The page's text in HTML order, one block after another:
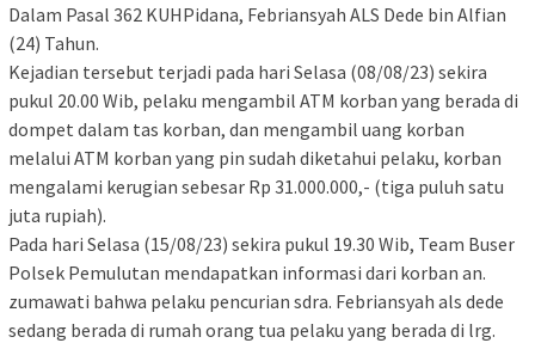
Dalam Pasal 362 KUHPidana, Febriansyah ALS Dede bin Alfian
(24) Tahun.
Kejadian tersebut terjadi pada hari Selasa (08/08/23) sekira
pukul 20.00 Wib, pelaku mengambil ATM korban yang berada di
dompet dalam tas korban, dan mengambil uang korban
melalui ATM korban yang pin sudah diketahui pelaku, korban
mengalami kerugian sebesar Rp 31.000.000,- (tiga puluh satu
juta rupiah).
Pada hari Selasa (15/08/23) sekira pukul 19.30 Wib, Team Buser
Polsek Pemulutan mendapatkan informasi dari korban an.
zumawati bahwa pelaku pencurian sdra. Febriansyah als dede
sedang berada di rumah orang tua pelaku yang berada di lrg.